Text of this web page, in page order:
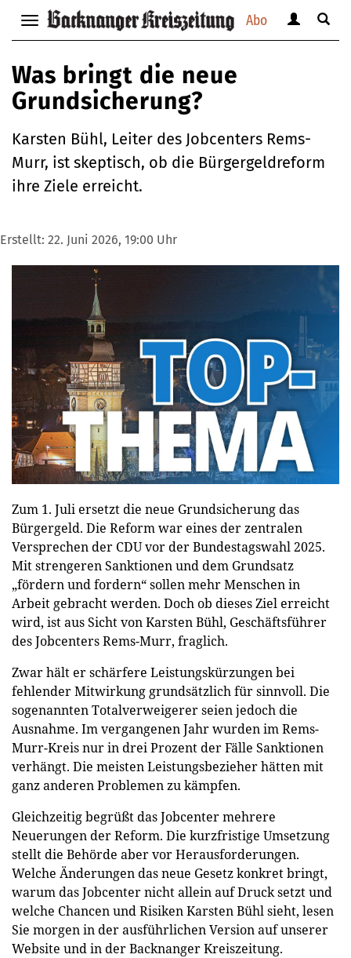
Abo
Navigation
anzeigen
verbergen
anzeigen
Suche
Was bringt die neue
Grundsicherung?
Karsten Bühl, Leiter des Jobcenters Rems-
Murr, ist skeptisch, ob die Bürgergeldreform
ihre Ziele erreicht.
Erstellt: 22. Juni 2026, 19:00 Uhr
Zum 1. Juli ersetzt die neue Grundsicherung das
Bürgergeld. Die Reform war eines der zentralen
Versprechen der CDU vor der Bundestagswahl 2025.
Mit strengeren Sanktionen und dem Grundsatz
„fördern und fordern“ sollen mehr Menschen in
Arbeit gebracht werden. Doch ob dieses Ziel erreicht
wird, ist aus Sicht von Karsten Bühl, Geschäftsführer
des Jobcenters Rems-Murr, fraglich.
Zwar hält er schärfere Leistungskürzungen bei
fehlender Mitwirkung grundsätzlich für sinnvoll. Die
sogenannten Totalverweigerer seien jedoch die
Ausnahme. Im vergangenen Jahr wurden im Rems-
Murr-Kreis nur in drei Prozent der Fälle Sanktionen
verhängt. Die meisten Leistungsbezieher hätten mit
ganz anderen Problemen zu kämpfen.
Gleichzeitig begrüßt das Jobcenter mehrere
Neuerungen der Reform. Die kurzfristige Umsetzung
stellt die Behörde aber vor Herausforderungen.
Welche Änderungen das neue Gesetz konkret bringt,
warum das Jobcenter nicht allein auf Druck setzt und
welche Chancen und Risiken Karsten Bühl sieht, lesen
Sie morgen in der ausführlichen Version auf unserer
Website und in der Backnanger Kreiszeitung.